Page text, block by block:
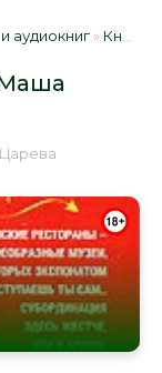
аудиокниг » Книги